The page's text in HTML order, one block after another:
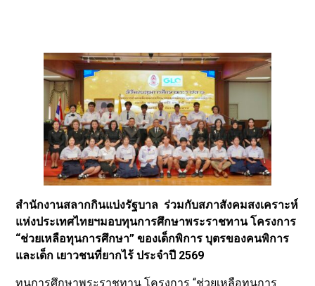
สำนักงานสลากกินแบ่งรัฐบาล ร่วมกับสภาสังคมสงเคราะห์
แห่งประเทศไทยฯมอบทุนการศึกษาพระราชทาน โครงการ
“ช่วยเหลือทุนการศึกษา” ของเด็กพิการ บุตรของคนพิการ
และเด็ก เยาวชนที่ยากไร้ ประจำปี 2569
ทุนการศึกษาพระราชทาน โครงการ “ช่วยเหลือทุนการ